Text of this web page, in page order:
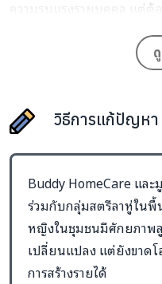
ความรุนแรงรายบุคคล แต่
สามารถดูแลกันเอง เฝ้าระวั
สร้างรายได้ควบคู่ไปด้วย
เด็ก และสตรี พร้อมเป็นด่านห
วิธีการแก้ปัญหา
Buddy HomeCare แล
ร่วมกับกลุ่มสตรีลาหู่ในพื้
หญิงในชุมชนมีศักยภาพ
เปลี่ยนแปลง แต่ยังขาด
การสร้างรายได้